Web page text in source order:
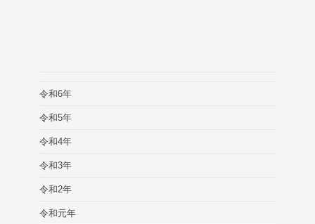
令和6年
令和5年
令和4年
令和3年
令和2年
令和元年